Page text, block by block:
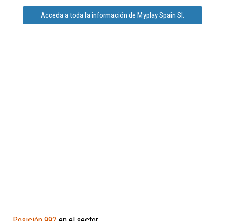
Acceda a toda la información de Myplay Spain Sl.